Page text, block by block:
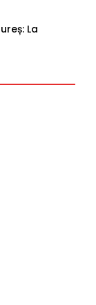
La